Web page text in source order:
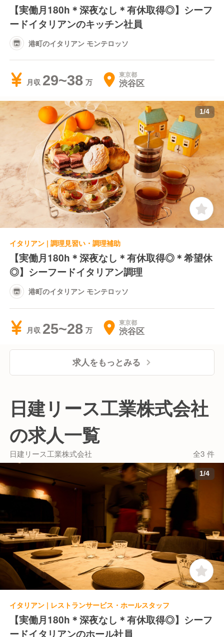
【実働月180h＊深夜なし＊有休取得◎】シーフ
ードイタリアンのキッチン社員
港町のイタリアン モンテロッソ
月収 29~38 東京都
渋谷区
1/4
イタリアン | 調理見習い・調理補助
【実働月180h＊深夜なし＊有休取得◎＊希望休
◎】シーフードイタリアン調理
港町のイタリアン モンテロッソ
月収 25~28 東京都
渋谷区
求人をもっとみる
日建リース工業株式会社
の求人一覧
日建リース工業株式会社 全3 件
1/4
イタリアン | レストランサービス・ホールスタッフ
【実働月180h＊深夜なし＊有休取得◎】シーフ
ードイタリアンのホール社員